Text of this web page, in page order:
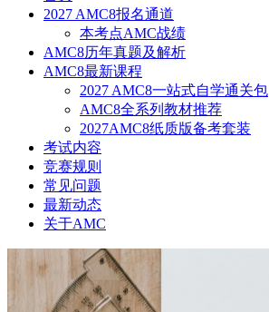
2027 AMC8报名通道
本考点AMC战绩
AMC8历年真题及解析
AMC8最新课程
2027 AMC8一站式自学通关包
AMC8全系列教材推荐
2027AMC8纸质版备考套装
考试内容
竞赛规则
常见问题
最新动态
关于AMC